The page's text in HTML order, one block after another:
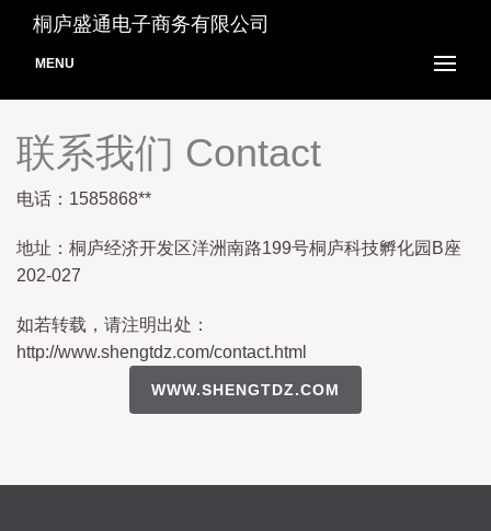
桐庐盛通电子商务有限公司
MENU
联系我们 Contact
电话：1585868**
地址：桐庐经济开发区洋洲南路199号桐庐科技孵化园B座
202-027
如若转载，请注明出处：
http://www.shengtdz.com/contact.html
WWW.SHENGTDZ.COM